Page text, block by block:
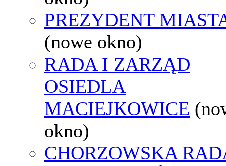
PREZYDENT
(nowe okno)
RADA I ZARZĄD
OSIEDLA
MACIEJKOWICE
okno)
CHORZOWSKA